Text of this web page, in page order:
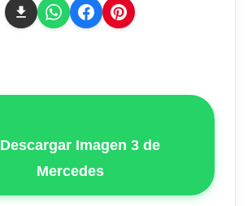
Descargar Imagen 3 de
Mercedes